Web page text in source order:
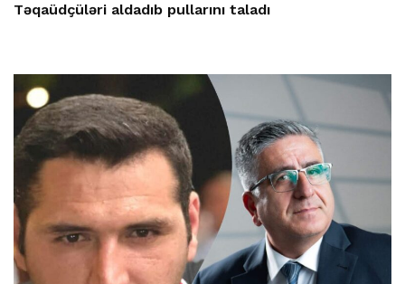
Təqaüdçüləri aldadıb pullarını taladı